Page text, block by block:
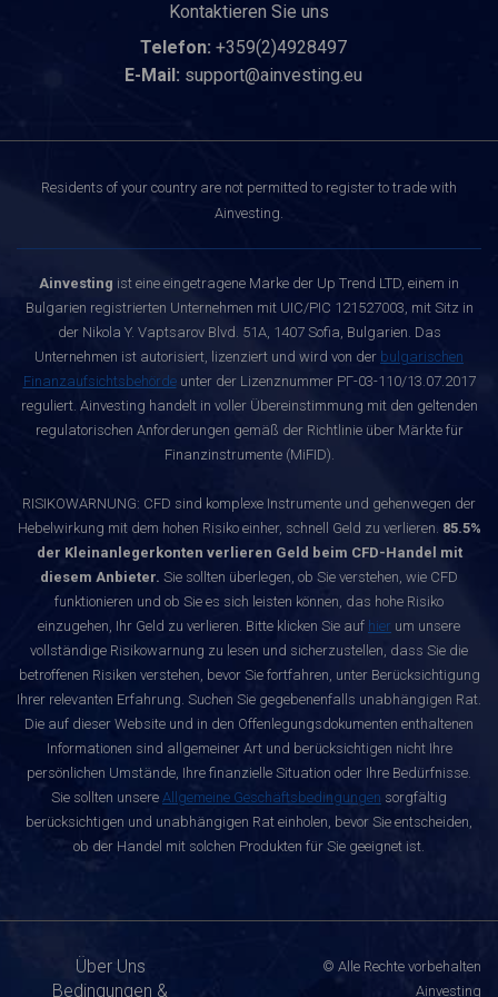
Kontaktieren Sie uns
Telefon: +359(2)4928497
E-Mail: support@ainvesting.eu
Residents of your country are not permitted to register to trade with
Ainvesting.
Ainvesting ist eine eingetragene Marke der Up Trend LTD, einem in
Bulgarien registrierten Unternehmen mit UIC/PIC 121527003, mit Sitz in
der Nikola Y. Vaptsarov Blvd. 51A, 1407 Sofia, Bulgarien. Das
Unternehmen ist autorisiert, lizenziert und wird von der bulgarischen
Finanzaufsichtsbehördeunter der Lizenznummer РГ-03-110/13.07.2017
reguliert. Ainvesting handelt in voller Übereinstimmung mit den geltenden
regulatorischen Anforderungen gemäß der Richtlinie über Märkte für
Finanzinstrumente (MiFID).
RISIKOWARNUNG: CFD sind komplexe Instrumente und gehenwegen der
Hebelwirkung mit dem hohen Risiko einher, schnell Geld zu verlieren. 85.5%
der Kleinanlegerkonten verlieren Geld beim CFD-Handel mit
diesem Anbieter. Sie sollten überlegen, ob Sie verstehen, wie CFD
funktionieren und ob Sie es sich leisten können, das hohe Risiko
einzugehen, Ihr Geld zu verlieren. Bitte klicken Sie auf hier um unsere
vollständige Risikowarnung zu lesen und sicherzustellen, dass Sie die
betroffenen Risiken verstehen, bevor Sie fortfahren, unter Berücksichtigung
Ihrer relevanten Erfahrung. Suchen Sie gegebenenfalls unabhängigen Rat.
Die auf dieser Website und in den Offenlegungsdokumenten enthaltenen
Informationen sind allgemeiner Art und berücksichtigen nicht Ihre
persönlichen Umstände, Ihre finanzielle Situation oder Ihre Bedürfnisse.
Sie sollten unsere Allgemeine Geschäftsbedingungen sorgfältig
berücksichtigen und unabhängigen Rat einholen, bevor Sie entscheiden,
ob der Handel mit solchen Produkten für Sie geeignet ist.
Über Uns
Bedingungen &
© Alle Rechte vorbehalten
Ainvesting